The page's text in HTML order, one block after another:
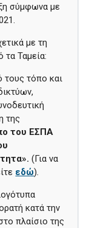
σύμφωνα με
με τη
τα Ταμεία:
τους τόπο και
της
του ΕΣΠΑ
(Για να
εδώ).
κατά την
πλαίσιο της